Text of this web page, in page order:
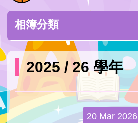
相簿分類
2025 / 26 學年
20 Mar 2026